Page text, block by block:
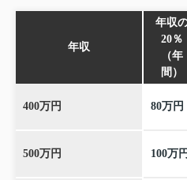
年収
年収
20％
（年
間）
400万円 80万円
500万円 100万円